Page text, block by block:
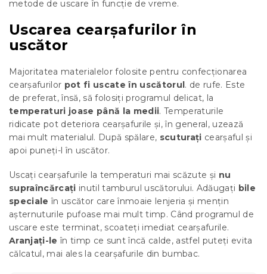
metode de uscare în funcție de vreme.
Uscarea cearșafurilor în
uscător
Majoritatea materialelor folosite pentru confecționarea
cearșafurilor pot fi uscate în uscătorul. de rufe. Este
de preferat, însă, să folosiți programul delicat, la
temperaturi joase până la medii. Temperaturile
ridicate pot deteriora cearșafurile și, în general, uzează
mai mult materialul. După spălare, scuturați cearșaful și
apoi puneți-l în uscător.
Uscați cearșafurile la temperaturi mai scăzute și nu
supraîncărcați inutil tamburul uscătorului. Adăugați bile
speciale în uscător care înmoaie lenjeria și mențin
așternuturile pufoase mai mult timp. Când programul de
uscare este terminat, scoateți imediat cearșafurile.
Aranjați-le în timp ce sunt încă calde, astfel puteți evita
călcatul, mai ales la cearșafurile din bumbac.